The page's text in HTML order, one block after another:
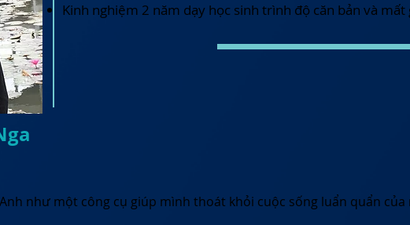
Kinh nghiệm 2 năm dạy học sinh trình độ căn bản và mất
như một công cụ giúp mình thoát khỏi cuộc sống luẩn quẩn